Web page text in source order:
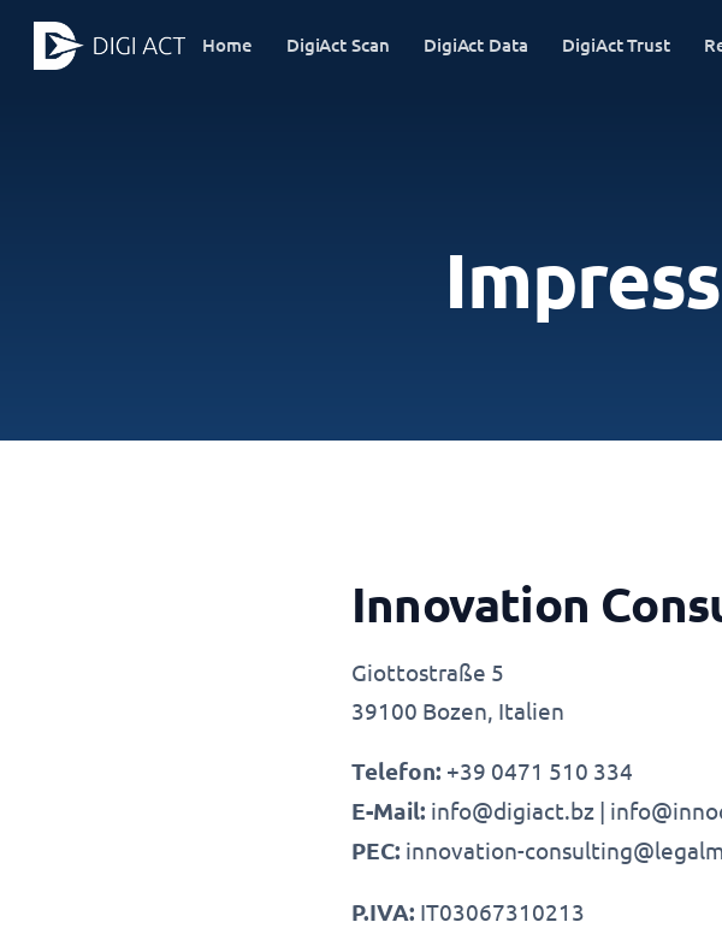
Home DigiAct Scan DigiAct Data DigiAct Trust
Innovation
Giottostraße 5
39100 Bozen, Italien
Telefon: +39 0471 510 334
E-Mail: info@digiact.bz |
PEC: innovation-
P.IVA: IT03067310213